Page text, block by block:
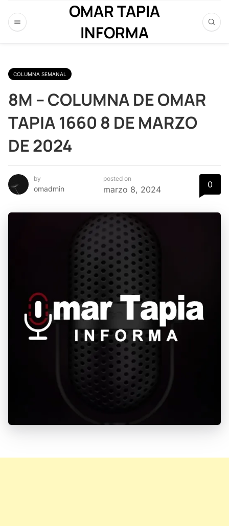
OMAR TAPIA
INFORMA
COLUMNA SEMANAL
8M – COLUMNA DE OMAR
TAPIA 1660 8 DE MARZO
DE 2024
by
omadmin
posted on
marzo 8, 2024 0